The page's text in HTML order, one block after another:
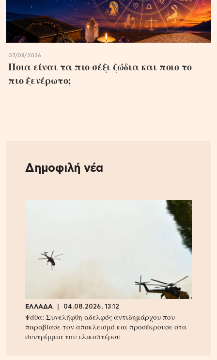
07/08/2026
Ποια είναι τα πιο σέξι ζώδια και ποιο το
πιο ξενέρωτο;
Δημοφιλή νέα
ΕΛΛΑΔΑ 04.08.2026, 13:12
Ψάθα: Συνελήφθη αδελφός αντιδημάρχου που
παραβίασε τον αποκλεισμό και προσέκρουσε στα
συντρίμμια του ελικοπτέρου